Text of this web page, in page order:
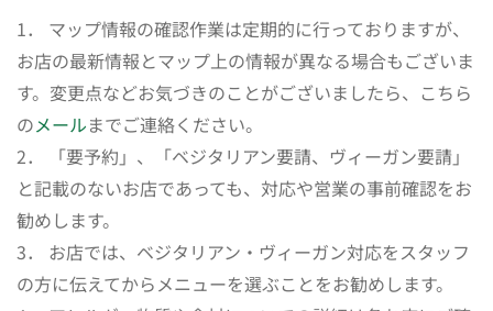
1． マップ情報の確認作業は定期的に行っておりますが、
お店の最新情報とマップ上の情報が異なる場合もございま
す。変更点などお気づきのことがございましたら、こちら
のメールまでご連絡ください。
2． 「要予約」、「ベジタリアン要請、ヴィーガン要請」
と記載のないお店であっても、対応や営業の事前確認をお
勧めします。
3． お店では、ベジタリアン・ヴィーガン対応をスタッフ
の方に伝えてからメニューを選ぶことをお勧めします。